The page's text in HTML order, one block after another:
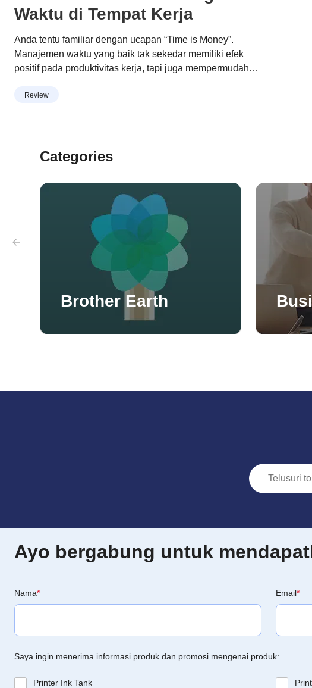
Waktu di Tempat Kerja
Anda tentu familiar dengan ucapan “Time is Money”.
Manajemen waktu yang baik tak sekedar memiliki efek
positif pada produktivitas kerja, tapi juga mempermudah
artikel ini agar 24 jam Anda tergunakan dengan efektif.
Tempat Kerja”
Review
Categories
Brother Earth
Ayo bergabung untuk
Nama* Email*
Saya ingin menerima informasi produk dan promosi mengenai produk:
Printer Ink Tank